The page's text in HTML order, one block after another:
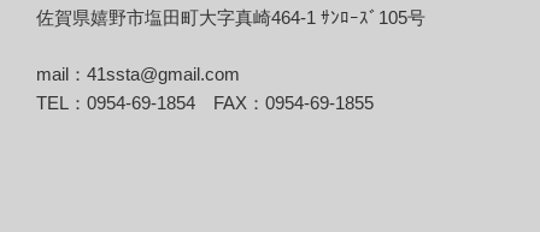
佐賀県嬉野市塩田町大字真崎464-1 ｻﾝﾛｰｽﾞ105号
mail：41ssta@gmail.com
TEL：0954-69-1854 FAX：0954-69-1855